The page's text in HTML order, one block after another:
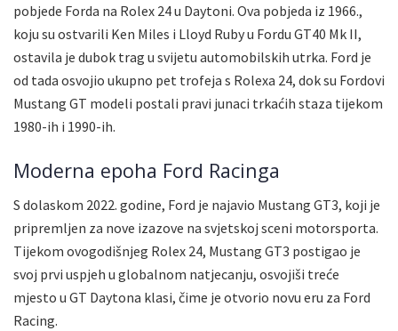
pobjede Forda na Rolex 24 u Daytoni. Ova pobjeda iz 1966.,
koju su ostvarili Ken Miles i Lloyd Ruby u Fordu GT40 Mk II,
ostavila je dubok trag u svijetu automobilskih utrka. Ford je
od tada osvojio ukupno pet trofeja s Rolexa 24, dok su Fordovi
Mustang GT modeli postali pravi junaci trkaćih staza tijekom
1980-ih i 1990-ih.
Moderna epoha Ford Racinga
S dolaskom 2022. godine, Ford je najavio Mustang GT3, koji je
pripremljen za nove izazove na svjetskoj sceni motorsporta.
Tijekom ovogodišnjeg Rolex 24, Mustang GT3 postigao je
svoj prvi uspjeh u globalnom natjecanju, osvojiši treće
mjesto u GT Daytona klasi, čime je otvorio novu eru za Ford
Racing.